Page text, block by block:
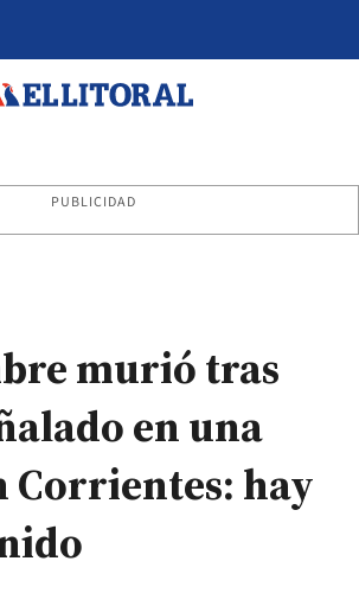
PUBLICIDAD
murió tras
en una
Corrientes: hay